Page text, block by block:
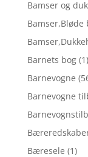
Bamser og
Bamser,Bløde
Barnets bog (1)
Barnevogne
Barnevogne
Bæresele (1)